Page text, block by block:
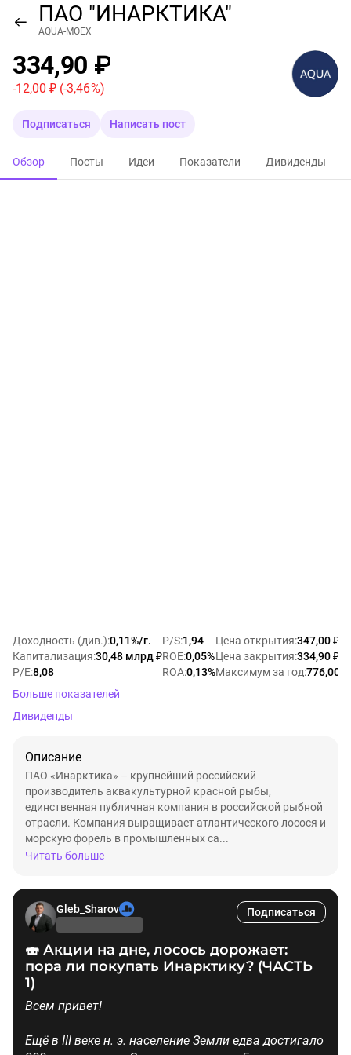
ПАО "ИНАРКТИКА"
AQUA-MOEX
334,90 ₽
-12,00 ₽ (-3,46 %)
Подписаться Написать пост
Обзор Посты Идеи Показатели Дивиденды
Доходность (див.):0,11%/г.
Капитализация:30,48 млрд ₽
P/E:8,08
P/S:1,94
ROE:0,05%
ROA:0,13%
Цена открытия:347,00 ₽
Цена закрытия:334,90 ₽
Максимум за год:776,00 ₽
Больше показателей
Дивиденды
Описание
ПАО «Инарктика» – крупнейший российский
производитель аквакультурной красной рыбы,
единственная публичная компания в российской рыбной
отрасли. Компания выращивает атлантического лосося и
морскую форель в промышленных са...
Читать больше
Gleb_Sharov Подписаться
🍣 Акции на дне, лосось дорожает:
пора ли покупать Инарктику? (ЧАСТЬ
1)
Всем привет!
Ещё в III веке н. э. население Земли едва достигало